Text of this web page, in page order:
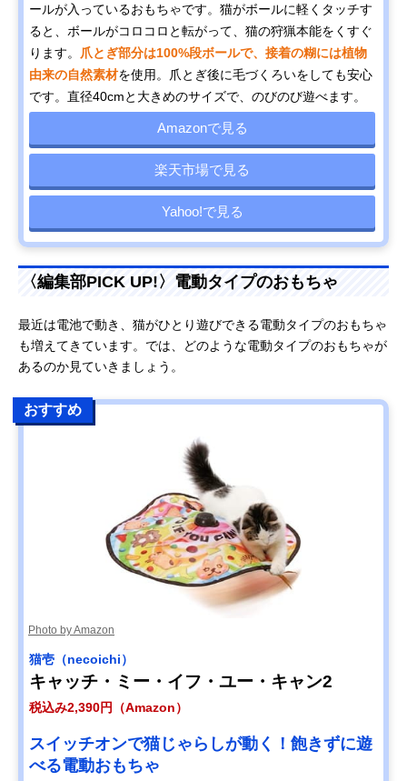
ールが入っているおもちゃです。猫がボールに軽くタッチす
ると、ボールがコロコロと転がって、猫の狩猟本能をくすぐ
ります。
爪とぎ部分は100%段ボールで、接着の糊には植物
由来の自然素材を使用。爪とぎ後に毛づくろいをしても安心
です。直径40cmと大きめのサイズで、のびのび遊べます。
Amazonで見る
楽天市場で見る
Yahoo!で見る
〈編集部PICK UP!〉電動タイプのおもちゃ
最近は電池で動き、猫がひとり遊びできる電動タイプのおもちゃ
も増えてきています。では、どのような電動タイプのおもちゃが
あるのか見ていきましょう。
おすすめ
Photo by Amazon
猫壱（necoichi）
キャッチ・ミー・イフ・ユー・キャン2
税込み2,390円（Amazon）
スイッチオンで猫じゃらしが動く！飽きずに遊
べる電動おもちゃ